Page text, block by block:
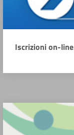
Iscrizioni on-line